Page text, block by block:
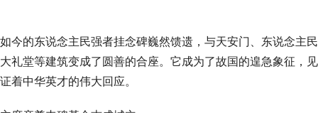
如今的东说念主民强者挂念碑巍然馈遗，与天安门、东说念主民
大礼堂等建筑变成了圆善的合座。它成为了故国的遑急象征，见
证着中华英才的伟大回应。